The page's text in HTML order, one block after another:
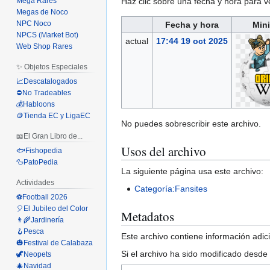
Fecha y hora
actual
17:44 19 oct 2025
No puedes sobrescribir este archivo.
Usos del archivo
La siguiente página usa este archivo:
Categoría:Fansites
Metadatos
Este archivo contiene información
Si el archivo ha sido modificado
Megas de Noco
NPC Noco
NPCS (Market Bot)
Web Shop Rares
✨ Objetos Especiales
📈Descatalogados
⛔No Tradeables
💰Habloons
🪙Tienda EC y LigaEC
📖El Gran Libro de...
🐟Fishopedia
🦆PatoPedia
Actividades
⚽Football 2026
🎈El Jubileo del Color
👨‍🌾Jardinería
🪝Pesca
🎃Festival de Calabaza
🦖Neopets
🎄Navidad